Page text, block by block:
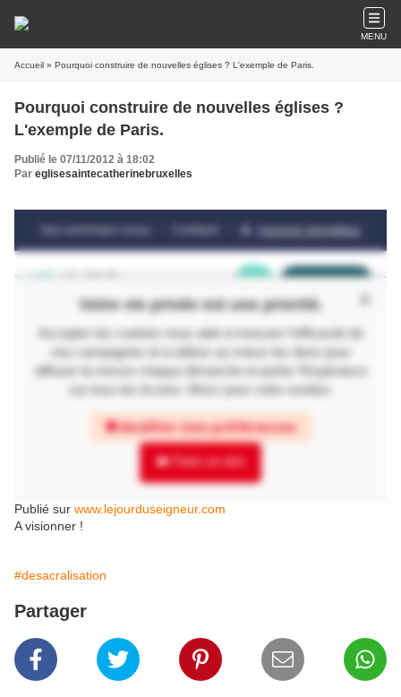
MENU
Accueil » Pourquoi construire de nouvelles églises ? L'exemple de Paris.
Pourquoi construire de nouvelles églises ?
L'exemple de Paris.
Publié le 07/11/2012 à 18:02
Par eglisesaintecatherinebruxelles
Publié sur www.lejourduseigneur.com
A visionner !
#desacralisation
Partager